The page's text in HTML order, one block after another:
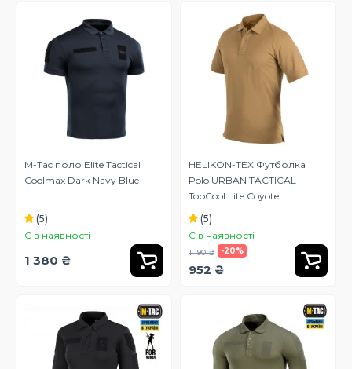
M-Tac поло Elite Tactical
Coolmax Dark Navy Blue
(5)
Є в наявності
1 380 ₴
HELIKON-TEX Футболка
Polo URBAN TACTICAL -
TopCool Lite Coyote
(5)
Є в наявності
1 190 ₴ -20%
952 ₴